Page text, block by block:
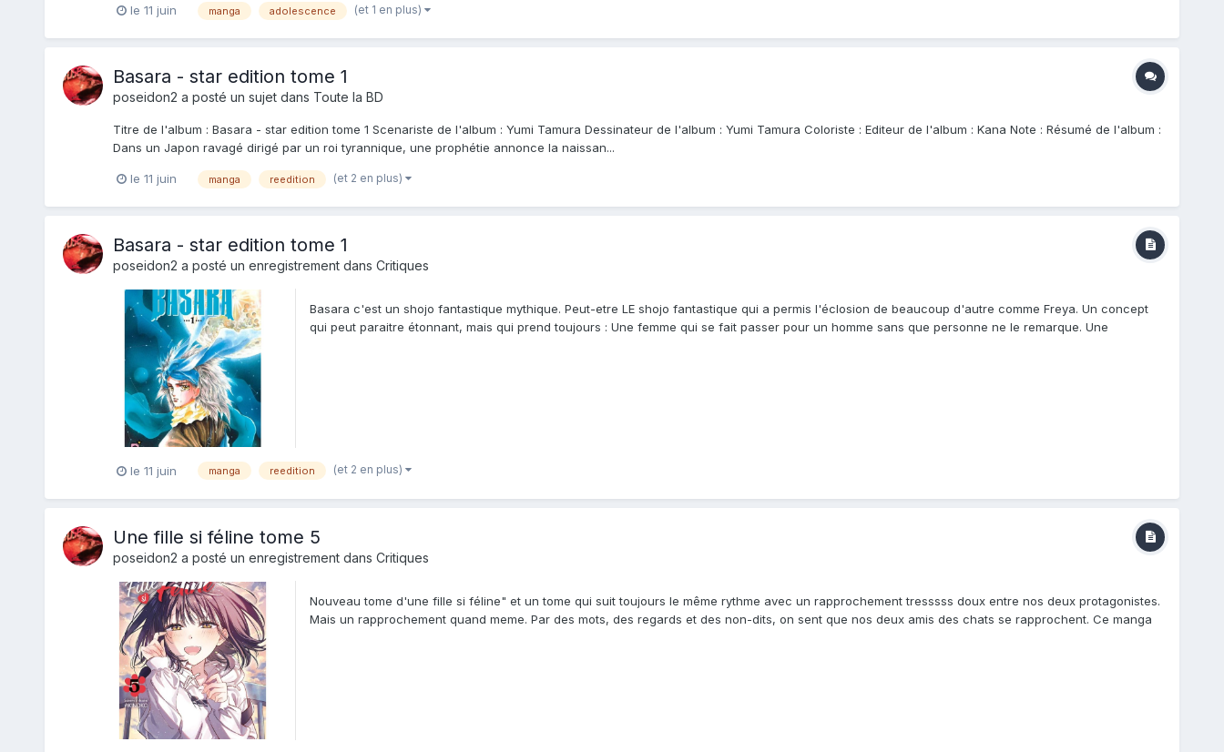
le 11 juin manga adolescence (et 1 en plus)
Basara - star edition tome 1
poseidon2 a posté un sujet dans Toute la BD
Titre de l'album : Basara - star edition tome 1 Scenariste de l'album : Yumi Tamura Dessinateur de l'album : Yumi Tamura Coloriste : Editeur de l'album : Kana Note : Résumé de l'album :
Dans un Japon ravagé dirigé par un roi tyrannique, une prophétie annonce la naissan...
le 11 juin manga reedition (et 2 en plus)
Basara - star edition tome 1
poseidon2 a posté un enregistrement dans Critiques
Basara c'est un shojo fantastique mythique. Peut-etre LE shojo fantastique qui a permis l'éclosion de beaucoup d'autre comme Freya. Un concept
qui peut paraitre étonnant, mais qui prend toujours : Une femme qui se fait passer pour un homme sans que personne ne le remarque. Une
le 11 juin manga reedition (et 2 en plus)
Une fille si féline tome 5
poseidon2 a posté un enregistrement dans Critiques
Nouveau tome d'une fille si féline" et un tome qui suit toujours le même rythme avec un rapprochement tresssss doux entre nos deux protagonistes.
Mais un rapprochement quand meme. Par des mots, des regards et des non-dits, on sent que nos deux amis des chats se rapprochent. Ce manga